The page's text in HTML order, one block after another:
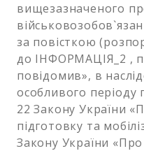
вищезазначеного
за повісткою
до ІНФОРМАЦІЯ_2 ,
повідомив», в
особливого
22 Закону України
підготовку та
Закону України